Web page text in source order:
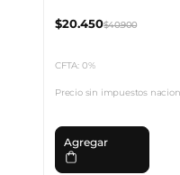
$20.450$40.900
CFTA: 0%
Precio sin impuestos
Agregar